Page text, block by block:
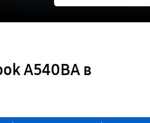
A540BA в